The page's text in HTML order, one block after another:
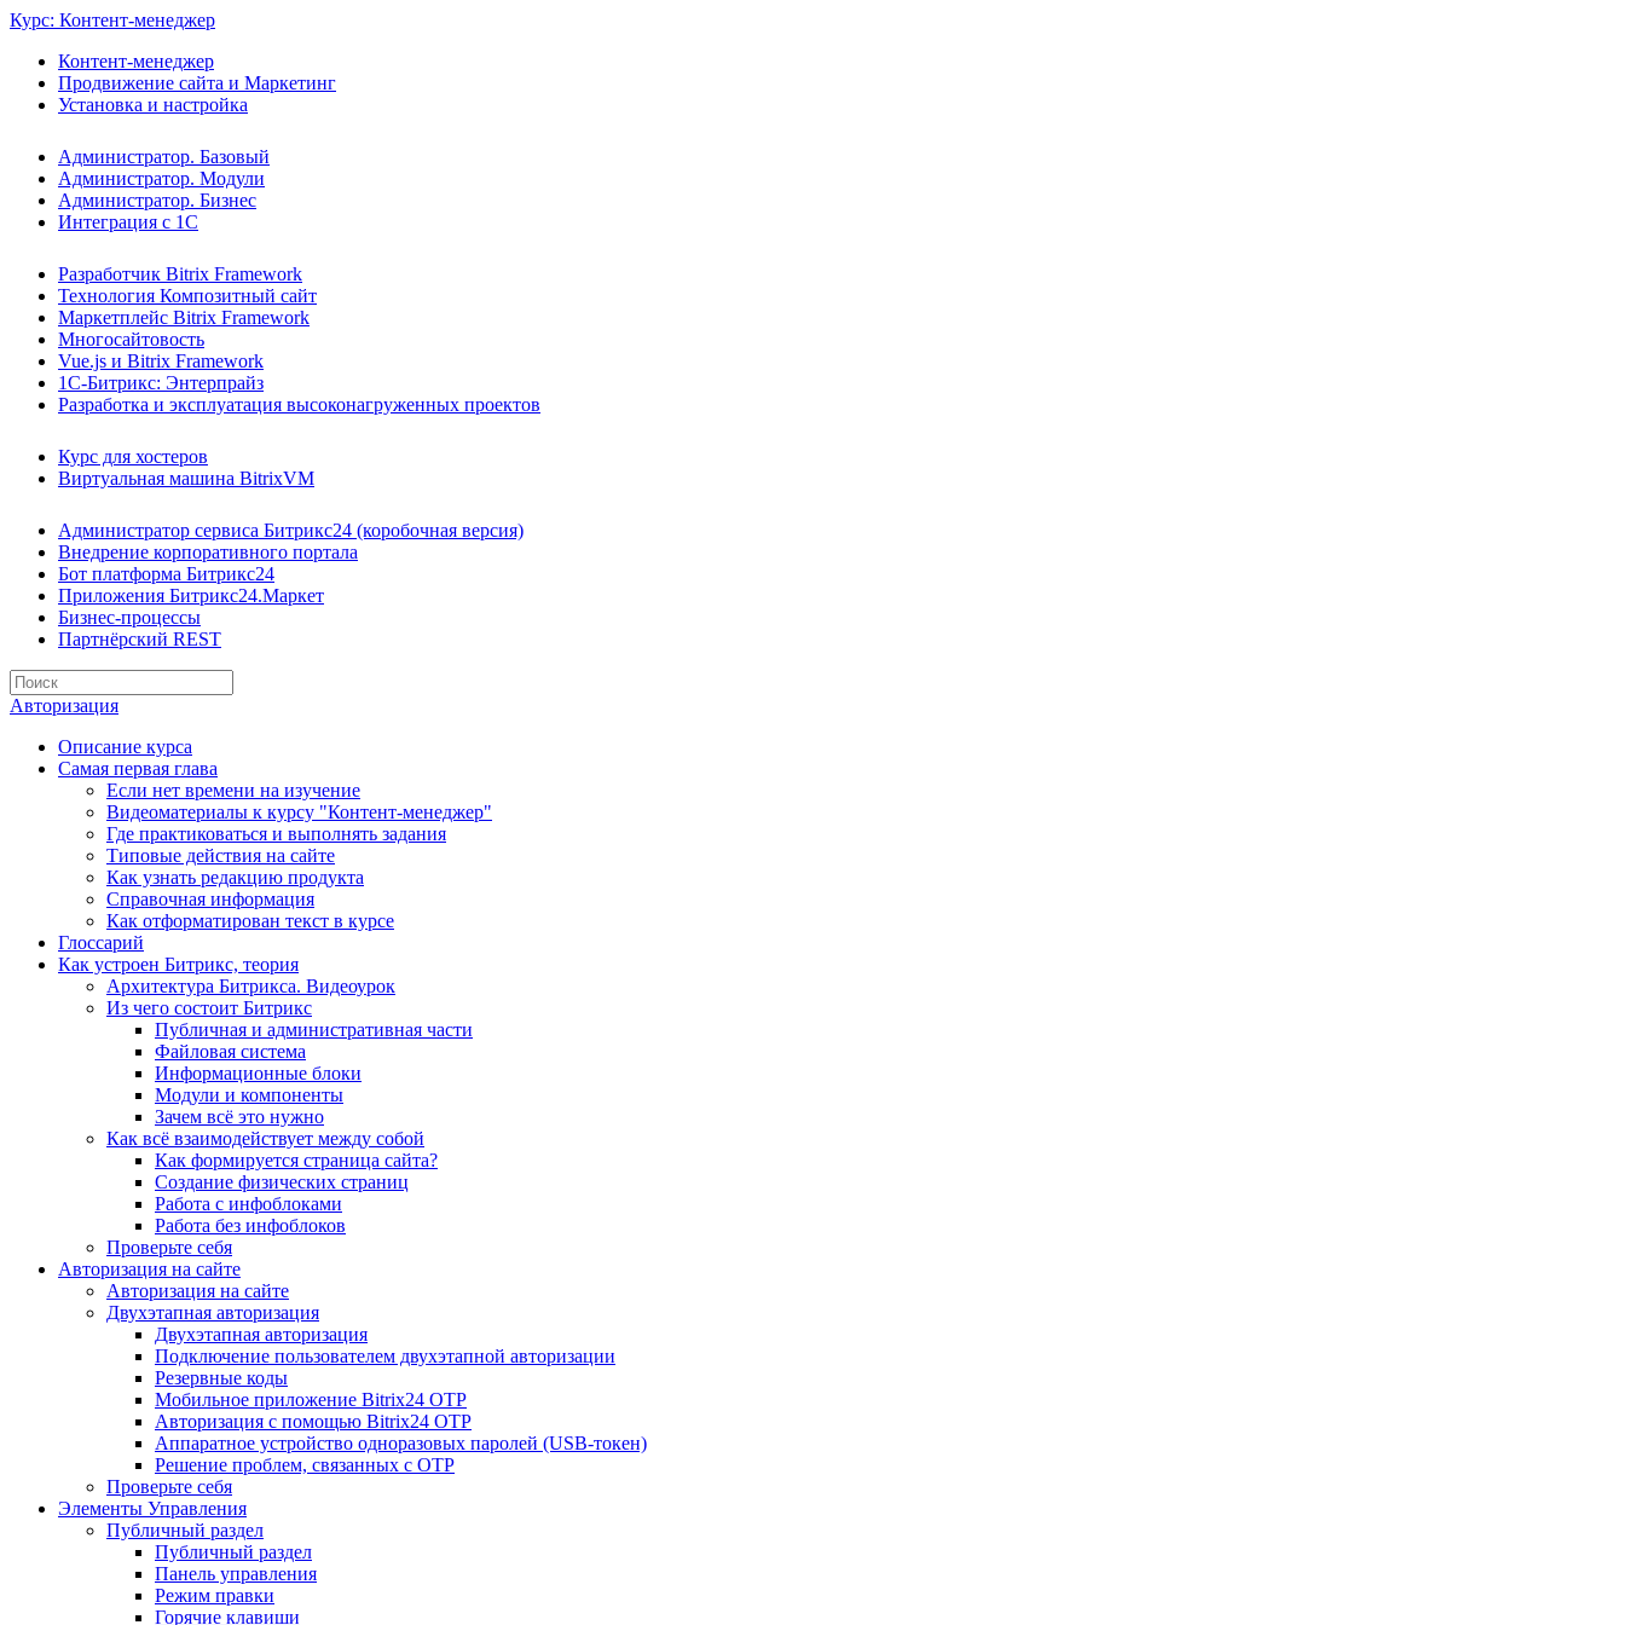
Курс: Контент-менеджер
Контент-менеджер
Продвижение сайта и Маркетинг
Установка и настройка
Администратор. Базовый
Администратор. Модули
Администратор. Бизнес
Интеграция с 1С
Разработчик Bitrix Framework
Технология Композитный сайт
Маркетплейс Bitrix Framework
Многосайтовость
Vue.js и Bitrix Framework
1С-Битрикс: Энтерпрайз
Разработка и эксплуатация высоконагруженных проектов
Курс для хостеров
Виртуальная машина BitrixVM
Администратор сервиса Битрикс24 (коробочная версия)
Внедрение корпоративного портала
Бот платформа Битрикс24
Приложения Битрикс24.Маркет
Бизнес-процессы
Партнёрский REST
Авторизация
Описание курса
Самая первая глава
Если нет времени на изучение
Видеоматериалы к курсу "Контент-менеджер"
Где практиковаться и выполнять задания
Типовые действия на сайте
Как узнать редакцию продукта
Справочная информация
Как отформатирован текст в курсе
Глоссарий
Как устроен Битрикс, теория
Архитектура Битрикса. Видеоурок
Из чего состоит Битрикс
Публичная и административная части
Файловая система
Информационные блоки
Модули и компоненты
Зачем всё это нужно
Как всё взаимодействует между собой
Как формируется страница сайта?
Создание физических страниц
Работа с инфоблоками
Работа без инфоблоков
Проверьте себя
Авторизация на сайте
Авторизация на сайте
Двухэтапная авторизация
Двухэтапная авторизация
Подключение пользователем двухэтапной авторизации
Резервные коды
Мобильное приложение Bitrix24 OTP
Авторизация с помощью Bitrix24 OTP
Аппаратное устройство одноразовых паролей (USB-токен)
Решение проблем, связанных с OTP
Проверьте себя
Элементы Управления
Публичный раздел
Публичный раздел
Панель управления
Режим правки
Горячие клавиши